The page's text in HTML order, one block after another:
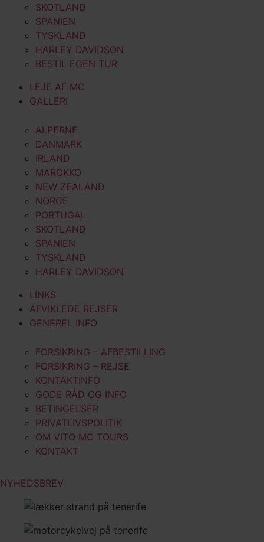
SKOTLAND
SPANIEN
TYSKLAND
HARLEY DAVIDSON
BESTIL EGEN TUR
LEJE AF MC
GALLERI
ALPERNE
DANMARK
IRLAND
MAROKKO
NEW ZEALAND
NORGE
PORTUGAL
SKOTLAND
SPANIEN
TYSKLAND
HARLEY DAVIDSON
LINKS
AFVIKLEDE REJSER
GENEREL INFO
FORSIKRING – AFBESTILLING
FORSIKRING – REJSE
KONTAKTINFO
GODE RÅD OG INFO
BETINGELSER
PRIVATLIVSPOLITIK
OM VITO MC TOURS
KONTAKT
NYHEDSBREV